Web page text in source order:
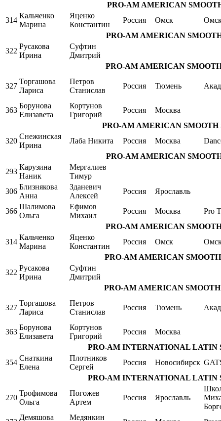
PRO-AM AMERICAN
314
Кальченко
Марина
Яценко
Константин
Россия Омск
PRO-AM AMERICAN
322
Русакова
Ирина
Суфтин
Дмитрий
PRO-AM AMERICAN
327
Торгашова
Лариса
Петров
Станислав
Россия Тюмень
363
Борунова
Елизавета
Кортунов
Григорий
Россия
Москва
PRO-AM AMERICAN SMOOTH
320
Снежинская
Ирина
Лаба Никита Россия Москва
PRO-AM AMERICAN
293
Карузина
Наник
Мергалиев
Тимур
306
Близнякова
Анна
Зданевич
Алексей
Россия Ярославль
366
Шалимова
Ольга
Ефимов
Михаил
Россия Москва
Pro
PRO-AM AMERICAN SMOOTH
314
Кальченко
Марина
Яценко
Константин
Россия Омск
PRO-AM AMERICAN SMOOTH
322
Русакова
Ирина
Суфтин
Дмитрий
PRO-AM AMERICAN SMOOTH
327
Торгашова
Лариса
Петров
Станислав
Россия Тюмень
363
Борунова
Елизавета
Кортунов
Григорий
Россия
Москва
PRO-AM INTERNATIONAL LATIN
354
Снаткина
Елена
Плотников
Сергей
Россия Новосибирск
PRO-AM INTERNATIONAL LATIN
270
Трофимова
Ольга
Погожев
Артем
Россия Ярославль
Демяшова Медянкин